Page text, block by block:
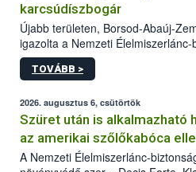
karcsúdíszbogár
Újabb területen, Borsod-Abaúj-
igazolta a Nemzeti
kőrisrontó karcsúdíszbogár
kártevőt nem csak színcsapdában
az intenzív felderítést, emellett az
hatósággal is összehangolják a
TOVÁBB >
2026. augusztus 6, csütörtök
Szüret után is alkalmazható
az amerikai szőlőkabóca
A Nemzeti Élelmiszerlánc-